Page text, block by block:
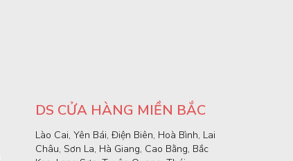
DS CỬA HÀNG MIỀN BẮC
Lào Cai, Yên Bái, Điện Biên, Hoà Bình, Lai
Châu, Sơn La, Hà Giang, Cao Bằng, Bắc